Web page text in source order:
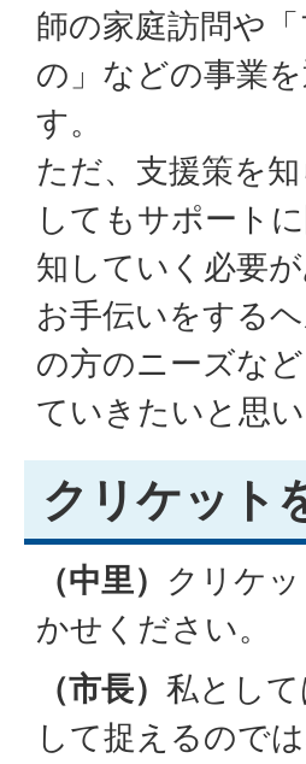
師の家庭訪問や
の」などの事業
す。
ただ、支援策を
してもサポート
知していく必要
お手伝いをする
の方のニーズな
ていきたいと思い
クリケット
（中里） クリケ
かせください。
（市長） 私とし
して捉えるので